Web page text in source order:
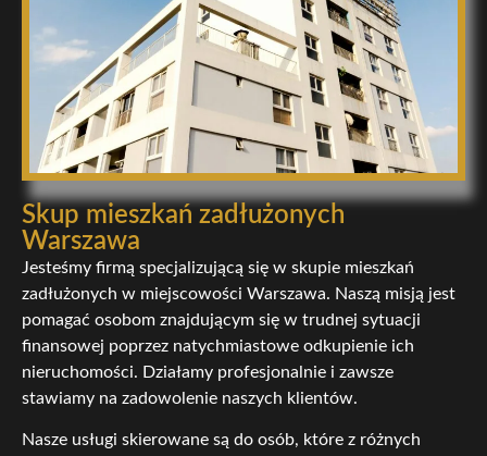
Skup mieszkań zadłużonych
Warszawa
Jesteśmy firmą specjalizującą się w skupie mieszkań
zadłużonych w miejscowości Warszawa. Naszą misją jest
pomagać osobom znajdującym się w trudnej sytuacji
finansowej poprzez natychmiastowe odkupienie ich
nieruchomości. Działamy profesjonalnie i zawsze
stawiamy na zadowolenie naszych klientów.
Nasze usługi skierowane są do osób, które z różnych